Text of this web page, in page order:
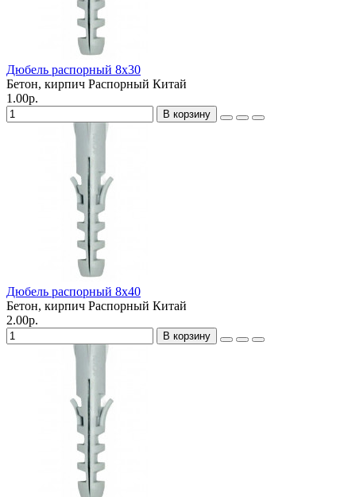
Дюбель распорный 8х30
Бетон, кирпич Распорный Китай
1.00р.
В корзину
Дюбель распорный 8х40
Бетон, кирпич Распорный Китай
2.00р.
В корзину